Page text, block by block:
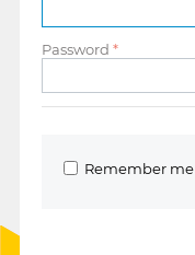
Password
Remember me